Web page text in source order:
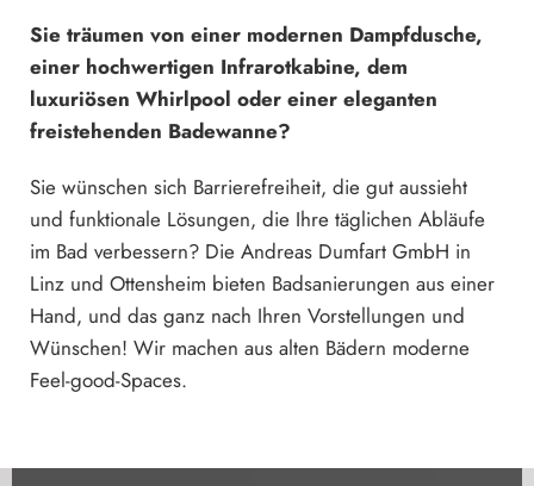
Sie träumen von einer modernen Dampfdusche,
einer hochwertigen Infrarotkabine, dem
luxuriösen Whirlpool oder einer eleganten
freistehenden Badewanne?
Sie wünschen sich Barrierefreiheit, die gut aussieht
und funktionale Lösungen, die Ihre täglichen Abläufe
im Bad verbessern? Die Andreas Dumfart GmbH in
Linz und Ottensheim bieten Badsanierungen aus einer
Hand, und das ganz nach Ihren Vorstellungen und
Wünschen! Wir machen aus alten Bädern moderne
Feel-good-Spaces.